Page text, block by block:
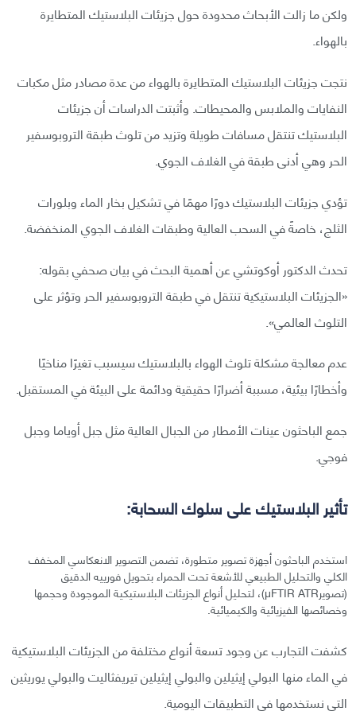
ولكن ما زالت الأبحاث محدودة حول جزيئات البلاستيك المتطايرة
بالهواء.
نتجت جزيئات البلاستيك المتطايرة بالهواء من عدة مصادر مثل مكبات
النفايات والملابس والمحيطات. وأثبتت الدراسات أن جزيئات
البلاستيك تنتقل مسافات طويلة وتزيد من تلوث طبقة التروبوسفير
الحر وهي أدنى طبقة في الغلاف الجوي.
تؤدي جزيئات البلاستيك دورًا مهمًا في تشكيل بخار الماء وبلورات
الثلج، خاصةً في السحب العالية وطبقات الغلاف الجوي المنخفضة.
تحدث الدكتور أوكوتشي عن أهمية البحث في بيان صحفي بقوله:
«الجزيئات البلاستيكية تنتقل في طبقة التروبوسفير الحر وتؤثر على
التلوث العالمي».
عدم معالجة مشكلة تلوث الهواء بالبلاستيك سيسبب تغيرًا مناخيًا
وأخطارًا بيئية، مسببة أضرارًا حقيقية ودائمة على البيئة في المستقبل.
جمع الباحثون عينات الأمطار من الجبال العالية مثل جبل أوياما وجبل
فوجي.
تأثير البلاستيك على سلوك السحابة:
استخدم الباحثون أجهزة تصوير متطورة، تضمن التصوير الانعكاسي المخفف
الكلي والتحليل الطبيعي للأشعة تحت الحمراء بتحويل فورييه الدقيق
(تصويرμFTIR ATR)، لتحليل أنواع الجزيئات البلاستيكية الموجودة وحجمها
وخصائصها الفيزيائية والكيميائية.
كشفت التجارب عن وجود تسعة أنواع مختلفة من الجزيئات البلاستيكية
في الماء منها البولي إيثيلين والبولي إيثيلين تيريفثاليت والبولي يوريثين
التي نستخدمها في التطبيقات اليومية.